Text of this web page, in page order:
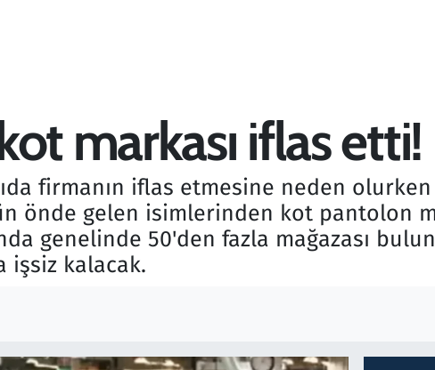
markası iflas etti!
firmanın iflas etmesine neden
önde gelen isimlerinden kot pantolon
genelinde 50'den fazla mağazası
işsiz kalacak.